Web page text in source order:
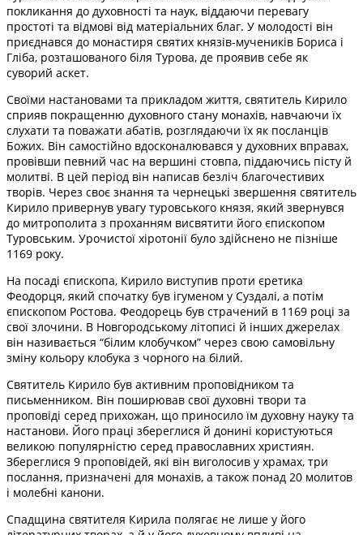
покликання до духовності та наук, віддаючи перевагу
простоті та відмові від матеріальних благ. У молодості він
приєднався до монастиря святих князів-мучеників Бориса і
Гліба, розташованого біля Турова, де проявив себе як
суворий аскет.
Своїми настановами та прикладом життя, святитель Кирило
сприяв покращенню духовного стану монахів, навчаючи їх
слухати та поважати абатів, розглядаючи їх як посланців
Божих. Він самостійно вдосконалювався у духовних вправах,
провівши певний час на вершині стовпа, піддаючись пісту й
молитві. В цей період він написав безліч благочестивих
творів. Через своє знання та чернецькі звершення святитель
Кирило привернув увагу туровського князя, який звернувся
до митрополита з проханням висвятити його єпископом
Туровським. Урочистої хіротонії було здійснено не пізніше
1169 року.
На посаді єпископа, Кирило виступив проти єретика
Феодорця, який спочатку був ігуменом у Суздалі, а потім
єпископом Ростова. Феодорець був страчений в 1169 році за
свої злочини. В Новгородському літописі й інших джерелах
він називається “білим клобучком” через свою самовільну
зміну кольору клобука з чорного на білий.
Святитель Кирило був активним проповідником та
письменником. Він поширював свої духовні твори та
проповіді серед прихожан, що приносило їм духовну науку та
настанови. Його праці збереглися й донині користуються
великою популярністю серед православних християн.
Збереглися 9 проповідей, які він виголосив у храмах, три
послання, призначені для монахів, а також понад 20 молитов
і молебні канони.
Спадщина святителя Кирила полягає не лише у його